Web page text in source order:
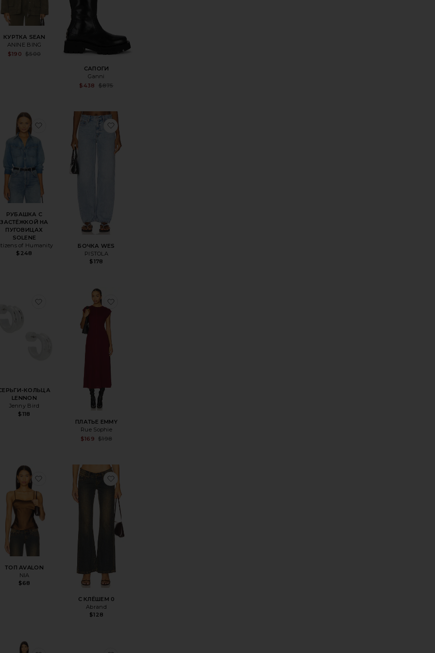
price:
КУРТКА SEAN
ANINE BING
Sale price:
$190 $500
САПОГИ
Ganni
$438
$875
BEATRIZ
РУБАШКА С
ЗАСТЁЖКОЙ НА
ПУГОВИЦАХ
SOLENE
of Humanity
$248
избранноеРУБАШКА С ЗАСТЁЖКОЙ НА ПУГОВИЦАХ SOLENE
БОЧКА WES
PISTOLA
$178
избранноеБОЧКА WES
ШОРТЫ HIGHLAND
КОЛЬЦА
LENNON
Jenny Bird
$118
избранноеСЕРЬГИ-КОЛЬЦА LENNON
ПЛАТЬЕ EMMY
Rue Sophie
$169 $198
ЧЕРЕЗ ПЛЕЧО DESI
ТОП AVALON
NIA
$68
избранноеТОП AVALON
С КЛЁШЕМ 0
Abrand
$128
избранноеС КЛЁШЕМ 0